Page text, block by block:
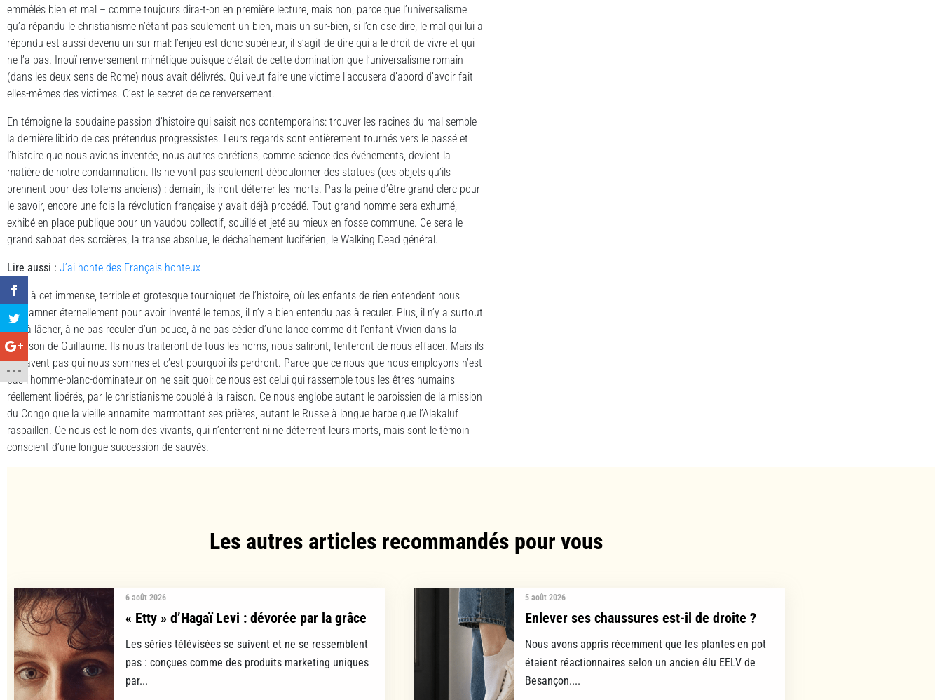
emmêlés bien et mal – comme toujours dira-t-on en première lecture, mais non, parce que l’universalisme
qu’a répandu le christianisme n’étant pas seulement un bien, mais un sur-bien, si l’on ose dire, le mal qui lui a
répondu est aussi devenu un sur-mal: l’enjeu est donc supérieur, il s’agit de dire qui a le droit de vivre et qui
ne l’a pas. Inouï renversement mimétique puisque c’était de cette domination que l’universalisme romain
(dans les deux sens de Rome) nous avait délivrés. Qui veut faire une victime l’accusera d’abord d’avoir fait
elles-mêmes des victimes. C’est le secret de ce renversement.
En témoigne la soudaine passion d’histoire qui saisit nos contemporains: trouver les racines du mal semble
la dernière libido de ces prétendus progressistes. Leurs regards sont entièrement tournés vers le passé et
l’histoire que nous avions inventée, nous autres chrétiens, comme science des événements, devient la
matière de notre condamnation. Ils ne vont pas seulement déboulonner des statues (ces objets qu’ils
prennent pour des totems anciens) : demain, ils iront déterrer les morts. Pas la peine d’être grand clerc pour
le savoir, encore une fois la révolution française y avait déjà procédé. Tout grand homme sera exhumé,
exhibé en place publique pour un vaudou collectif, souillé et jeté au mieux en fosse commune. Ce sera le
grand sabbat des sorcières, la transe absolue, le déchaînement luciférien, le Walking Dead général.
Lire aussi : J’ai honte des Français honteux
Face à cet immense, terrible et grotesque tourniquet de l’histoire, où les enfants de rien entendent nous
condamner éternellement pour avoir inventé le temps, il n’y a bien entendu pas à reculer. Plus, il n’y a surtout
rien à lâcher, à ne pas reculer d’un pouce, à ne pas céder d’une lance comme dit l’enfant Vivien dans la
chanson de Guillaume. Ils nous traiteront de tous les noms, nous saliront, tenteront de nous effacer. Mais ils
ne savent pas qui nous sommes et c’est pourquoi ils perdront. Parce que ce nous que nous employons n’est
pas l’homme-blanc-dominateur on ne sait quoi: ce nous est celui qui rassemble tous les êtres humains
réellement libérés, par le christianisme couplé à la raison. Ce nous englobe autant le paroissien de la mission
du Congo que la vieille annamite marmottant ses prières, autant le Russe à longue barbe que l’Alakaluf
raspaillen. Ce nous est le nom des vivants, qui n’enterrent ni ne déterrent leurs morts, mais sont le témoin
conscient d’une longue succession de sauvés.
Les autres articles recommandés pour vous​
6 août 2026
« Etty » d’Hagaï Levi : dévorée par la grâce
Les séries télévisées se suivent et ne se ressemblent
pas : conçues comme des produits marketing uniques
par...
5 août 2026
Enlever ses chaussures est-il de droite ?
Nous avons appris récemment que les plantes en pot
étaient réactionnaires selon un ancien élu EELV de
Besançon....